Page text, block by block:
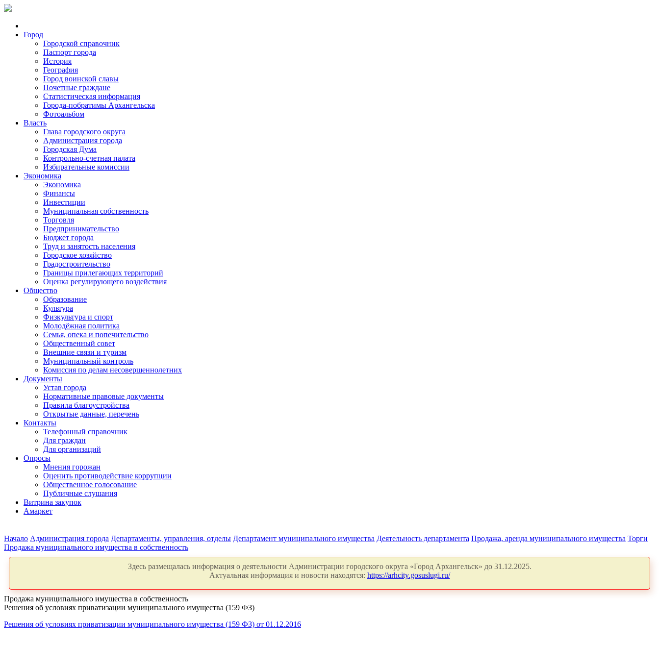
Город
Городской справочник
Паспорт города
История
География
Город воинской славы
Почетные граждане
Статистическая информация
Города-побратимы Архангельска
Фотоальбом
Власть
Глава городского округа
Администрация города
Городская Дума
Контрольно-счетная палата
Избирательные комиссии
Экономика
Экономика
Финансы
Инвестиции
Муниципальная собственность
Торговля
Предпринимательство
Бюджет города
Труд и занятость населения
Городское хозяйство
Градостроительство
Границы прилегающих территорий
Оценка регулирующего воздействия
Общество
Образование
Культура
Физкультура и спорт
Молодёжная политика
Семья, опека и попечительство
Общественный совет
Внешние связи и туризм
Муниципальный контроль
Комиссия по делам несовершеннолетних
Документы
Устав города
Нормативные правовые документы
Правила благоустройства
Открытые данные, перечень
Контакты
Телефонный справочник
Для граждан
Для организаций
Опросы
Мнения горожан
Оценить противодействие коррупции
Общественное голосование
Публичные слушания
Витрина закупок
Амаркет
Начало Администрация города Департаменты, управления, отделы Департамент муниципального имущества Деятельность департамента Продажа, аренда муниципального имущества Торги
Продажа муниципального имущества в собственность
Здесь размещалась информация о деятельности Администрации городского округа «Город Архангельск» до 31.12.2025.
Актуальная информация и новости находятся: https://arhcity.gosuslugi.ru/
Продажа муниципального имущества в собственность
Решения об условиях приватизации муниципального имущества (159 ФЗ)
Решения об условиях приватизации муниципального имущества (159 ФЗ) от 01.12.2016